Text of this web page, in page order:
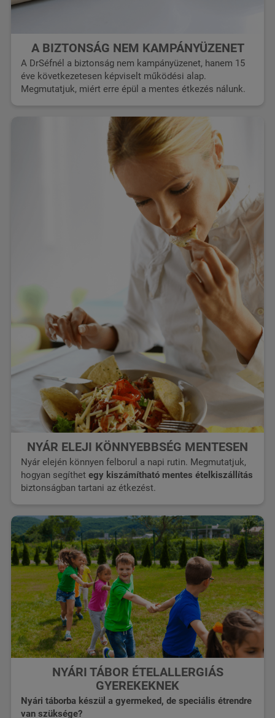
A BIZTONSÁG NEM KAMPÁNYÜZENET
A DrSéfnél a biztonság nem kampányüzenet, hanem 15
éve következetesen képviselt működési alap.
Megmutatjuk, miért erre épül a mentes étkezés nálunk.
NYÁR ELEJI KÖNNYEBBSÉG MENTESEN
Nyár elején könnyen felborul a napi rutin. Megmutatjuk,
hogyan segíthet egy kiszámítható mentes ételkiszállítás
biztonságban tartani az étkezést.
NYÁRI TÁBOR ÉTELALLERGIÁS
GYEREKEKNEK
Nyári táborba készül a gyermeked, de speciális étrendre
van szüksége?